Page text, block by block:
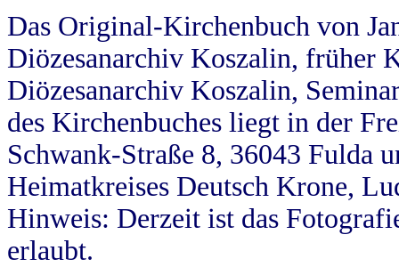
Das Original-Kirchenbuch von
Diözesanarchiv Koszalin, früher
Diözesanarchiv Koszalin,
des Kirchenbuches liegt in der
Schwank-Straße 8, 36043 Fulda
Heimatkreises Deutsch Krone,
Hinweis: Derzeit ist das
erlaubt.